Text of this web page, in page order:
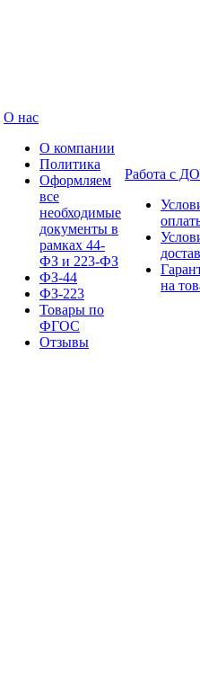
О нас
О компании
Политика
Оформляем
все
необходимые
документы в
рамках 44-
ФЗ и 223-ФЗ
ФЗ-44
ФЗ-223
Товары по
ФГОС
Отзывы
Работа с
на